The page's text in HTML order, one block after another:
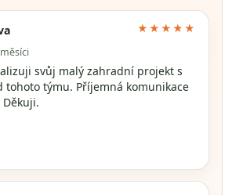
★★★★★
svůj malý zahradní projekt s
tohoto týmu. Příjemná komunikace